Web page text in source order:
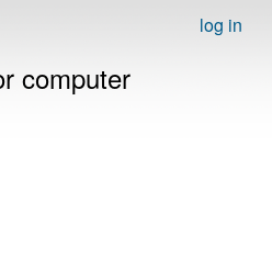
log in
computer